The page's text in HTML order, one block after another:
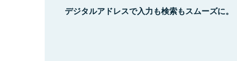
デジタルアドレスで入力も検索もスムーズに。